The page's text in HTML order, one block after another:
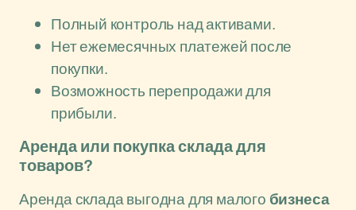
Полный контроль над активами.
Нет ежемесячных платежей после
покупки.
Возможность перепродажи для
прибыли.
Аренда или покупка склада для
товаров?
Аренда склада выгодна для малого бизнеса